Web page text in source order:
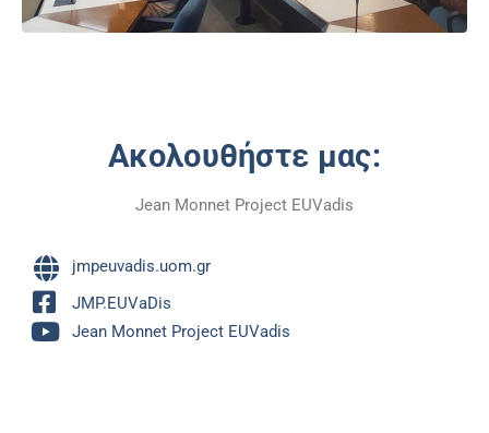
Ακολουθήστε μας:
Jean Monnet Project EUVadis
jmpeuvadis.uom.gr
JMP.EUVaDis
Jean Monnet Project EUVadis